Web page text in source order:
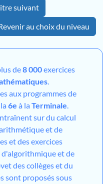
suivant
au choix du niveau
de8 000exercices
.
aux programmes de
6e à la Terminale.
sur du calcul
et de
et des exercices
d'algorithmique et de
des collèges et du
sont proposés sous